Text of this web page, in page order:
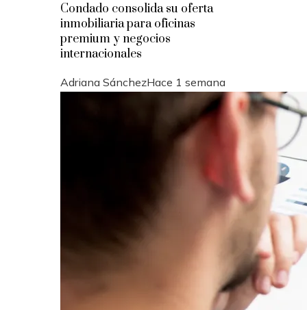
Condado consolida su oferta
inmobiliaria para oficinas
premium y negocios
internacionales
Adriana SánchezHace 1 semana